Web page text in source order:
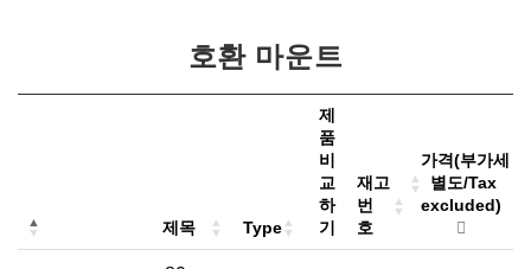
호환 마운트
제목 Type
제
품
비
교
하
기
재고
번
호
가격(부가세
별도/Tax
excluded)